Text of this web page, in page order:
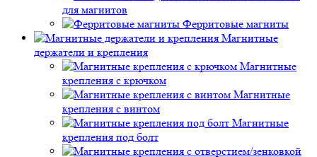
для магнитов
Ферритовые магниты
Магнитные
держатели и крепления
Магнитные
крепления с крючком
Магнитные
крепления с винтом
Магнитные
крепления под болт